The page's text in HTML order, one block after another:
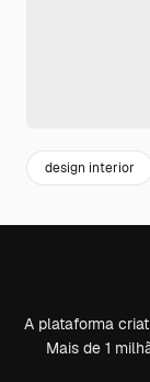
design interior
A plataforma
Mais de 1